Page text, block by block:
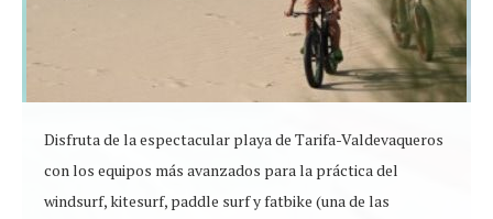
Disfruta de la espectacular playa de Tarifa-Valdevaqueros
con los equipos más avanzados para la práctica del
windsurf, kitesurf, paddle surf y fatbike (una de las